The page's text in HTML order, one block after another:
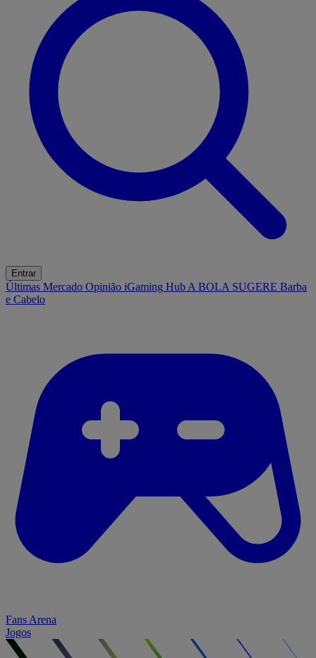
Entrar
Últimas Mercado Opinião iGaming Hub A BOLA SUGERE Barba
e Cabelo
Fans Arena
Jogos